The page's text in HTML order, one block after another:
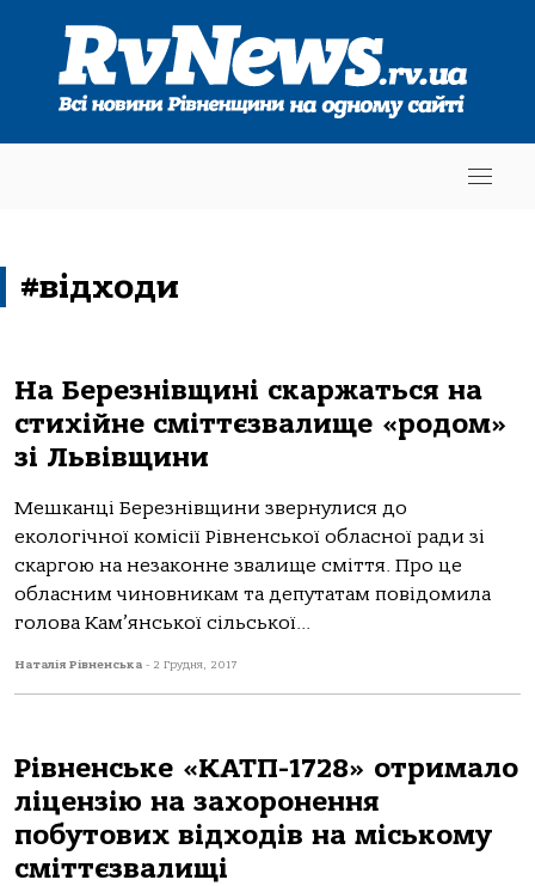
#відходи
На Березнівщині скаржаться на
стихійне сміттєзвалище «родом»
зі Львівщини
Мешканці Березнівщини звернулися до
екологічної комісії Рівненської обласної ради зі
скаргою на незаконне звалище сміття. Про це
обласним чиновникам та депутатам повідомила
голова Кам’янської сільської...
Наталія Рівненська - 2 Грудня, 2017
Рівненське «КАТП-1728» отримало
ліцензію на захоронення
побутових відходів на міському
сміттєзвалищі